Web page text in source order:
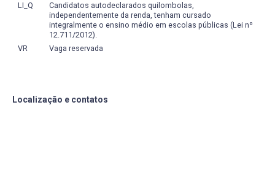
LI_Q
Candidatos autodeclarados quilombolas,
independentemente da renda, tenham cursado
integralmente o ensino médio em escolas públicas (Lei nº
12.711/2012).
VR
Vaga reservada
Localização e contatos